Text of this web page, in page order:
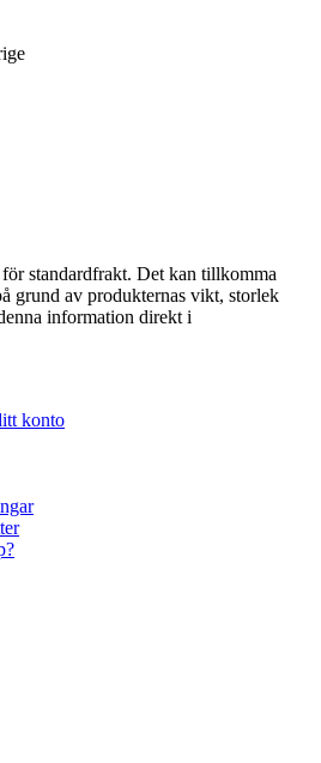
standardfrakt. Det kan tillkomma
grund av produkternas vikt, storlek
information direkt i
konto